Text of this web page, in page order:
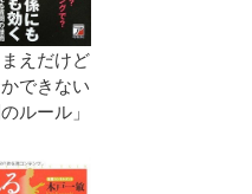
えだけど
できない
ルール」